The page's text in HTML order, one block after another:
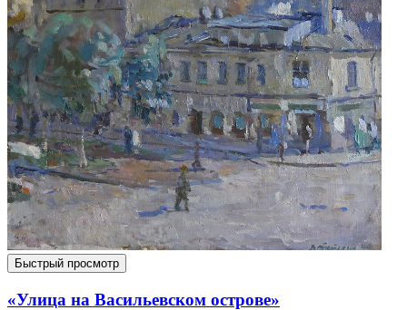
Быстрый просмотр
«Улица на Васильевском острове»